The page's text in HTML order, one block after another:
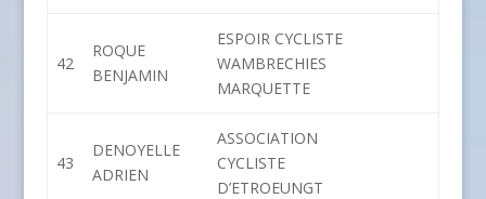
42
ROQUE
BENJAMIN
ESPOIR CYCLISTE
WAMBRECHIES
MARQUETTE
43
DENOYELLE
ADRIEN
ASSOCIATION
CYCLISTE
D’ETROEUNGT